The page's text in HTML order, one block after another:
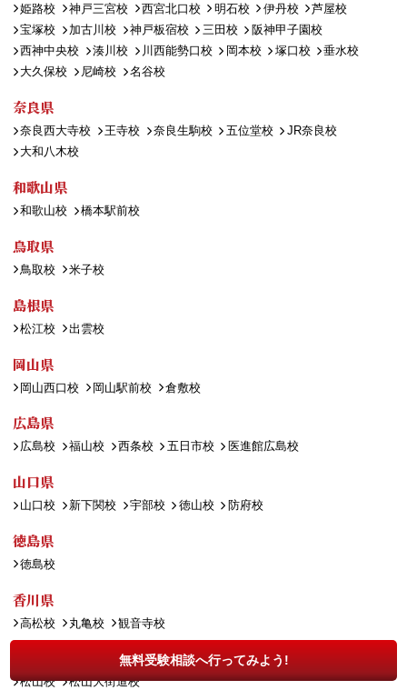
無料受験相談へ行ってみよう!
姫路校 神戸三宮校 西宮北口校 明石校 伊丹校
芦屋校
宝塚校
加古川校 神戸板宿校 三田校
阪神甲子園校
西神中央校
湊川校 川西能勢口校 岡本校 塚口校
垂水校
大久保校
尼崎校 名谷校
奈良県
奈良西大寺校 王寺校 奈良生駒校 五位堂校
JR奈良校
大和八木校
和歌山県
和歌山校 橋本駅前校
鳥取県
鳥取校 米子校
島根県
松江校 出雲校
岡山県
岡山西口校 岡山駅前校 倉敷校
広島県
広島校 福山校 西条校 五日市校 医進館広島校
山口県
山口校 新下関校 宇部校 徳山校 防府校
徳島県
徳島校
香川県
高松校 丸亀校 観音寺校
愛媛県
松山校 松山大街道校